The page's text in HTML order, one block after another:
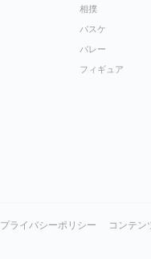
相撲
バスケ
バレー
フィギュア
プライバシーポリシー コンテン